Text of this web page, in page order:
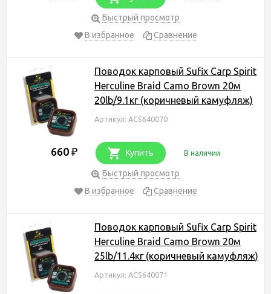
Быстрый просмотр
В избранное
Сравнение
Поводок карповый Sufix Carp Spirit
Herculine Braid Camo Brown 20м
20lb/9.1кг (коричневый камуфляж)
Артикул: ACS640070
660 ₽ Купить В наличии
Быстрый просмотр
В избранное
Сравнение
Поводок карповый Sufix Carp Spirit
Herculine Braid Camo Brown 20м
25lb/11.4кг (коричневый камуфляж)
Артикул: ACS640071